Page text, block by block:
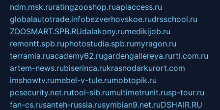
ndm.msk.ruratingzooshop.ruapiaccess.ru
globalautotrade.infobezverhovskoe.rudrsschool.ru
ZOOSMART.SPB.RUdalakony.rumedikijob.ru
remontt.spb.ruphotostudia.spb.rumyragon.ru
terramia.ruacademy62.rugardengallereya.rurti.com.ru
artem-news.rubiserinca.rukrasnodarkurort.com
imshowtv.rumebel-v-tule.rumobtopik.ru
pcsecurity.net.rutool-sib.rumultimetrunit.rusp-tour.ru
fan-cs.rusanteh-russia.rusymbian9.net.ruDSHAIR.RU